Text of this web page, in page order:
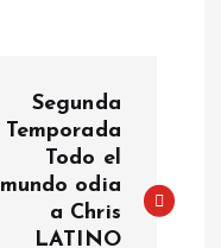
Segunda
Temporada
Todo el
mundo odia
a Chris
LATINO